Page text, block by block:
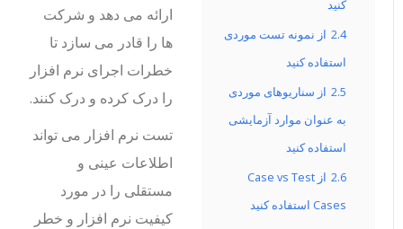
کنید
2.4 از نمونه تست موردی
استفاده کنید
2.5 از سناریوهای موردی
به عنوان موارد آزمایشی
استفاده کنید
2.6
از Case vs Test
Cases استفاده کنید
ارائه می دهد و شرکت
ها را قادر می سازد تا
خطرات اجرای نرم افزار
را درک کرده و درک کنند.
تست نرم افزار می تواند
اطلاعات عینی و
مستقلی را در مورد
کیفیت نرم افزار و خطر